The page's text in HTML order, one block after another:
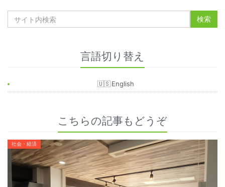
言語切り替え
English
こちらの記事もどうぞ
社会・経済